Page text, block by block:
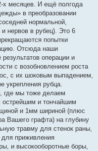
х месяцев. И ещё полгода
в преобразовании
нормальной,
нервов в рубец). Это 6
попытки
Отсюда наши
операции и
с возобновлением роста
с их шоковым выпадением,
укрепления рубца.
где мы тоже делаем
острейшим и тончайшим
и 1мм шириной (плюс
Вашего графта) на глубину
травму для стенок раны,
приживления
и высокооборотные боры,